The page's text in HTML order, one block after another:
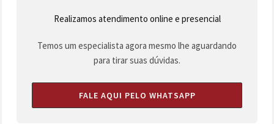
Realizamos atendimento online e presencial
Temos um especialista agora mesmo lhe aguardando
para tirar suas dúvidas.
FALE AQUI PELO WHATSAPP